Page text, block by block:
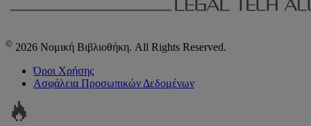
© 2026 Νομική Βιβλιοθήκη. All Rights Reserved.
Όροι Χρήσης
Ασφάλεια Προσωπικών Δεδομένων